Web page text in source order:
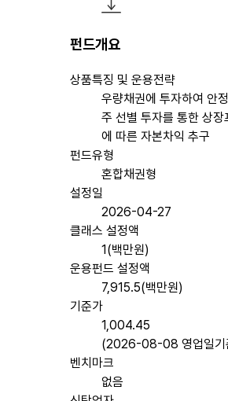
펀드개요
상품특징 및 운용전략
우량채권에 투자하여 안
주 선별 투자를 통한 상
에 따른 자본차익 추구
펀드유형
혼합채권형
설정일
2026-04-27
클래스 설정액
1(백만원)
운용펀드 설정액
7,915.5(백만원)
기준가
1,004.45
(2026-08-08 영업일기
벤치마크
없음